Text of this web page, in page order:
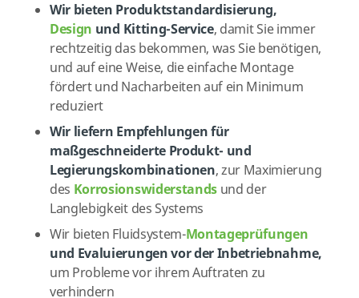
Wir bieten Produktstandardisierung,
Design und Kitting-Service, damit Sie immer
rechtzeitig das bekommen, was Sie benötigen,
und auf eine Weise, die einfache Montage
fördert und Nacharbeiten auf ein Minimum
reduziert
Wir liefern Empfehlungen für
maßgeschneiderte Produkt- und
Legierungskombinationen, zur Maximierung
des Korrosionswiderstands und der
Langlebigkeit des Systems
Wir bieten Fluidsystem-Montageprüfungen
und Evaluierungen vor der Inbetriebnahme,
um Probleme vor ihrem Auftraten zu
verhindern